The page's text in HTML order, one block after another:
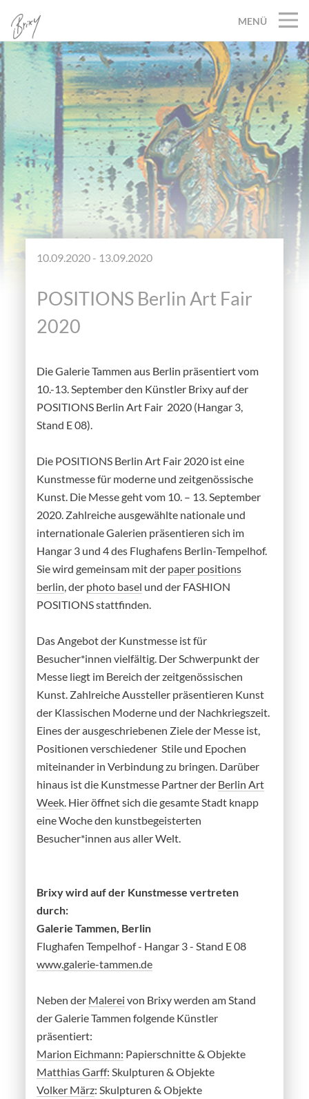
MENÜ
10.09.2020 - 13.09.2020
POSITIONS Berlin Art Fair
2020
Die Galerie Tammen aus Berlin präsentiert vom
10.-13. September den Künstler Brixy auf der
POSITIONS Berlin Art Fair 2020 (Hangar 3,
Stand E 08).
Die POSITIONS Berlin Art Fair 2020 ist eine
Kunstmesse für moderne und zeitgenössische
Kunst. Die Messe geht vom 10. – 13. September
2020. Zahlreiche ausgewählte nationale und
internationale Galerien präsentieren sich im
Hangar 3 und 4 des Flughafens Berlin-Tempelhof.
Sie wird gemeinsam mit der paper positions
berlin, der photo basel und der FASHION
POSITIONS stattfinden.
Das Angebot der Kunstmesse ist für
Besucher*innen vielfältig. Der Schwerpunkt der
Messe liegt im Bereich der zeitgenössischen
Kunst. Zahlreiche Aussteller präsentieren Kunst
der Klassischen Moderne und der Nachkriegszeit.
Eines der ausgeschriebenen Ziele der Messe ist,
Positionen verschiedener Stile und Epochen
miteinander in Verbindung zu bringen. Darüber
hinaus ist die Kunstmesse Partner der Berlin Art
Week. Hier öffnet sich die gesamte Stadt knapp
eine Woche den kunstbegeisterten
Besucher*innen aus aller Welt.
Brixy wird auf der Kunstmesse vertreten
durch:
Galerie Tammen, Berlin
Flughafen Tempelhof - Hangar 3 - Stand E 08
www.galerie-tammen.de
Neben der Malerei von Brixy werden am Stand
der Galerie Tammen folgende Künstler
präsentiert:
Marion Eichmann: Papierschnitte & Objekte
Matthias Garff: Skulpturen & Objekte
Volker März: Skulpturen & Objekte